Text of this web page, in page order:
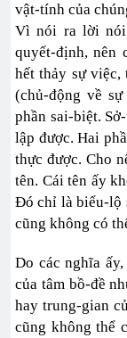
vật-tính của
Vì nói ra lời
quyết-định, nên
hết thảy sự việc,
(chủ-động về
phần sai-biệt.
lập được. Hai
thực được. Cho
tên. Cái tên ấy
Đó chỉ là biểu-lộ
cũng không có
Do các nghĩa
của tâm bồ-đề
hay trung-gian
cũng không thể